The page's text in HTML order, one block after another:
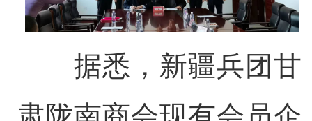
据悉，新疆兵团甘